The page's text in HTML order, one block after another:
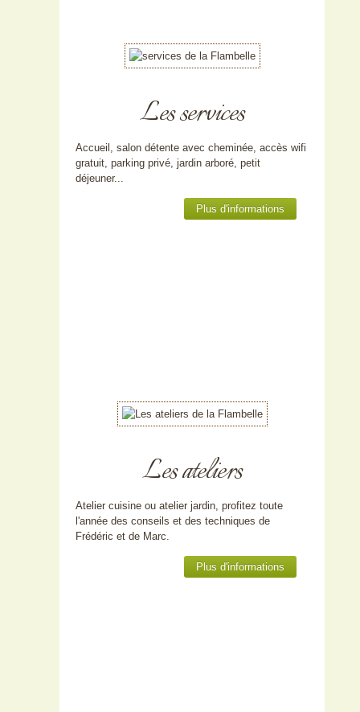
Les services
Accueil, salon détente avec cheminée, accès wifi
gratuit, parking privé, jardin arboré, petit
déjeuner...
Plus d'informations
Les ateliers
Atelier cuisine ou atelier jardin, profitez toute
l'année des conseils et des techniques de
Frédéric et de Marc.
Plus d'informations